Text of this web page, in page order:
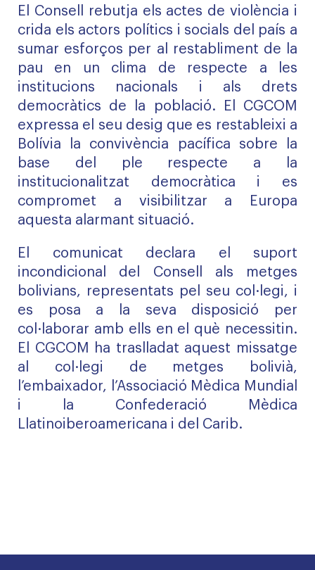
El Consell rebutja els actes de violència i
crida els actors polítics i socials del país a
sumar esforços per al restabliment de la
pau en un clima de respecte a les
institucions nacionals i als drets
democràtics de la població. El CGCOM
expressa el seu desig que es restableixi a
Bolívia la convivència pacífica sobre la
base del ple respecte a la
institucionalitzat democràtica i es
compromet a visibilitzar a Europa
aquesta alarmant situació.
El comunicat declara el suport
incondicional del Consell als metges
bolivians, representats pel seu col·legi, i
es posa a la seva disposició per
col·laborar amb ells en el què necessitin.
El CGCOM ha traslladat aquest missatge
al col·legi de metges bolivià,
l’embaixador, l’Associació Mèdica Mundial
i la Confederació Mèdica
Llatinoiberoamericana i del Carib.